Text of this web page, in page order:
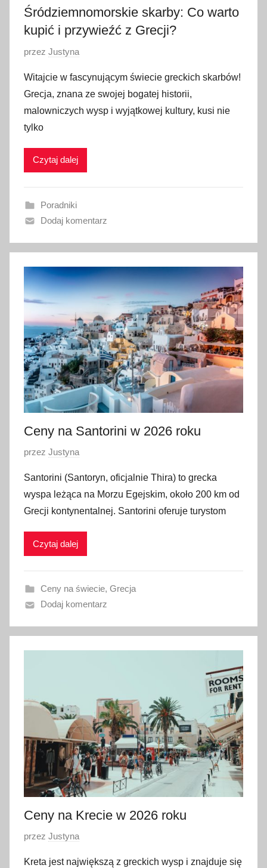
2
Śródziemnomorskie skarby: Co warto
kupić i przywieźć z Grecji?
O
u
b
l
i
w
n
o
l
i
s
t
p
a
d
a
2
0
przez Justyna
Witajcie w fascynującym świecie greckich skarbów!
Grecja, znana ze swojej bogatej historii,
malowniczych wysp i wyjątkowej kultury, kusi nie
tylko
Czytaj dalej
Poradniki
Dodaj komentarz
Ceny na Santorini w 2026 roku
O
u
b
l
i
a
n
3
0
y
n
i
a
2
0
3
przez Justyna
Santorini (Santoryn, oficjalnie Thira) to grecka
wyspa leżąca na Morzu Egejskim, około 200 km od
Grecji kontynentalnej. Santorini oferuje turystom
Czytaj dalej
Ceny na świecie, Grecja
Dodaj komentarz
Ceny na Krecie w 2026 roku
O
przez Justyna
Kreta jest największą z greckich wysp i znajduje się